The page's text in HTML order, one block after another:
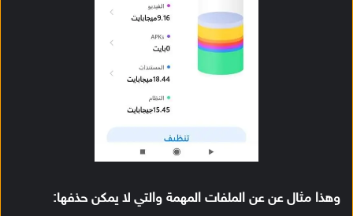
وهذا مثال عن عن الملفات المهمة والتي لا يمكن حذفها: